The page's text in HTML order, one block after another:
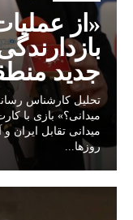
«از
جدید
تحلیل کارشناس
میدانی؟» بازی با
میدانی تقابل ایران
روزها...